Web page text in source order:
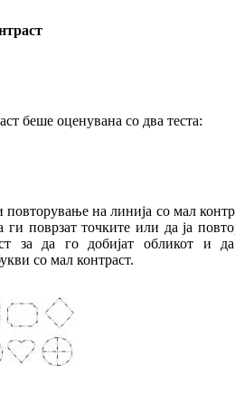
беше оценувана со два теста:
повторување на линија со мал
поврзат точките или да ја
за да го добијат обликот и
со мал контраст.